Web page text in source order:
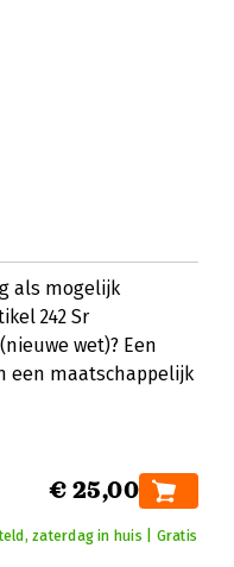
als mogelijk
242 Sr
wet)? Een
een maatschappelijk
€ 25,00
zaterdag in huis | Gratis